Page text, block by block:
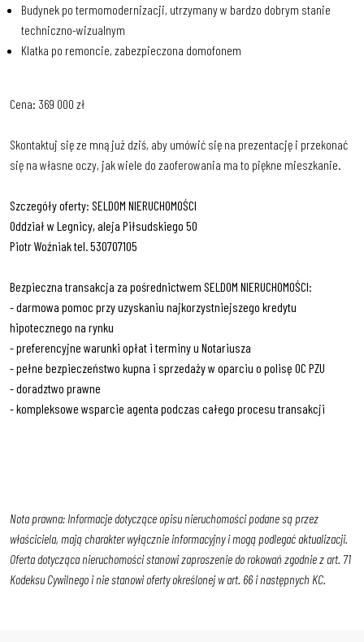
Budynek po termomodernizacji, utrzymany w bardzo dobrym stanie
techniczno-wizualnym
Klatka po remoncie, zabezpieczona domofonem
Cena: 369 000 zł
Skontaktuj się ze mną już dziś, aby umówić się na prezentację i przekonać
się na własne oczy, jak wiele do zaoferowania ma to piękne mieszkanie.
Szczegóły oferty: SELDOM NIERUCHOMOŚCI
Oddział w Legnicy, aleja Piłsudskiego 50
Piotr Woźniak tel. 530707105
Bezpieczna transakcja za pośrednictwem SELDOM NIERUCHOMOŚCI:
- darmowa pomoc przy uzyskaniu najkorzystniejszego kredytu
hipotecznego na rynku
- preferencyjne warunki opłat i terminy u Notariusza
- pełne bezpieczeństwo kupna i sprzedaży w oparciu o polisę OC PZU
- doradztwo prawne
- kompleksowe wsparcie agenta podczas całego procesu transakcji
Nota prawna: Informacje dotyczące opisu nieruchomości podane są przez
właściciela, mają charakter wyłącznie informacyjny i mogą podlegać aktualizacji.
Oferta dotycząca nieruchomości stanowi zaproszenie do rokowań zgodnie z art. 71
Kodeksu Cywilnego i nie stanowi oferty określonej w art. 66 i następnych KC.